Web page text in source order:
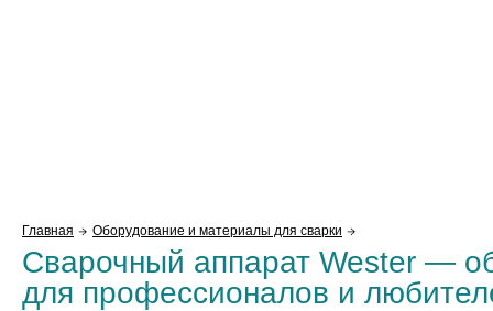
Главная Оборудование и материалы для сварки
Сварочный аппарат Wester —
для профессионалов и